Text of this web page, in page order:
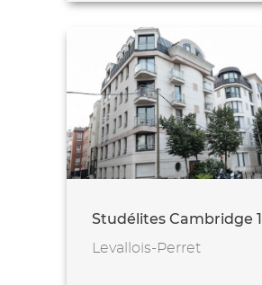
Studélites Cambridge 1
Levallois-Perret